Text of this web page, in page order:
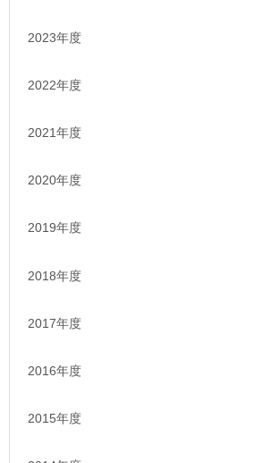
2023年度
2022年度
2021年度
2020年度
2019年度
2018年度
2017年度
2016年度
2015年度